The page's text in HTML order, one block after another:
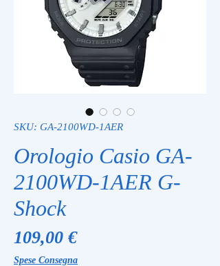
SKU: GA-2100WD-1AER
Orologio Casio GA-
2100WD-1AER G-
Shock
109,00 €Prezzo
Spese Consegna